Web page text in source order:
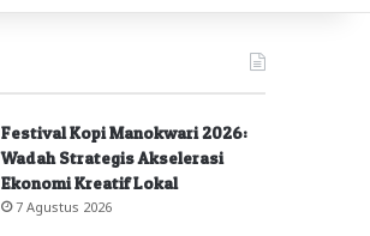
Festival Kopi Manokwari 2026:
Wadah Strategis Akselerasi
Ekonomi Kreatif Lokal
7 Agustus 2026